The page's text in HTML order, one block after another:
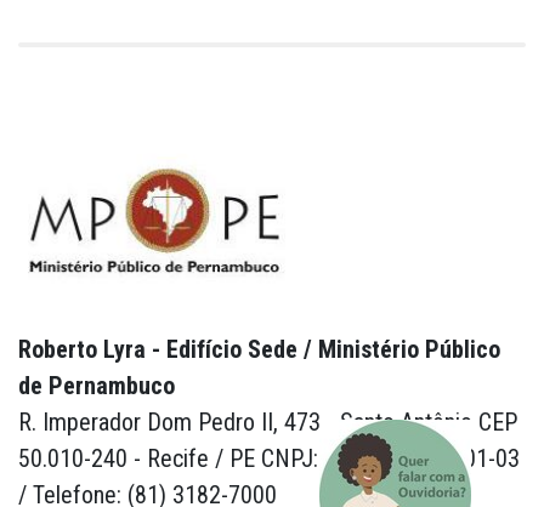
Roberto Lyra - Edifício Sede / Ministério Público
de Pernambuco
R. Imperador Dom Pedro II, 473 - Santo Antônio CEP
50.010-240 - Recife / PE CNPJ: 24.417.065/0001-03
/ Telefone: (81) 3182-7000